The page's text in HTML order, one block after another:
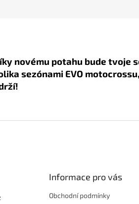
novému potahu bude tvoje
sezónami EVO
Informace pro vás
Obchodní podmínky